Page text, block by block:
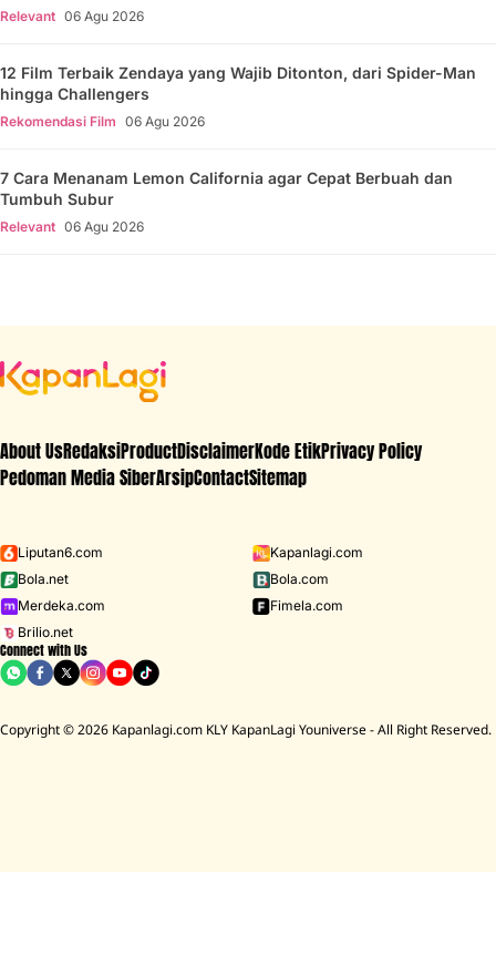
Relevant 06 Agu 2026
12 Film Terbaik Zendaya yang Wajib Ditonton, dari Spider-Man
hingga Challengers
Rekomendasi Film 06 Agu 2026
7 Cara Menanam Lemon California agar Cepat Berbuah dan
Tumbuh Subur
Relevant 06 Agu 2026
About UsRedaksiProductDisclaimerKode EtikPrivacy Policy
Pedoman Media SiberArsipContactSitemap
Liputan6.com
Kapanlagi.com
Bola.net
Bola.com
Merdeka.com
Fimela.com
Brilio.net
Connect with Us
Copyright © 2026 Kapanlagi.com KLY KapanLagi Youniverse - All Right Reserved.